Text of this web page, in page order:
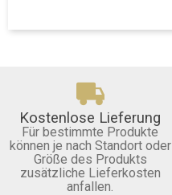
Kostenlose Lieferung
Für bestimmte Produkte
können je nach Standort oder
Größe des Produkts
zusätzliche Lieferkosten
anfallen.